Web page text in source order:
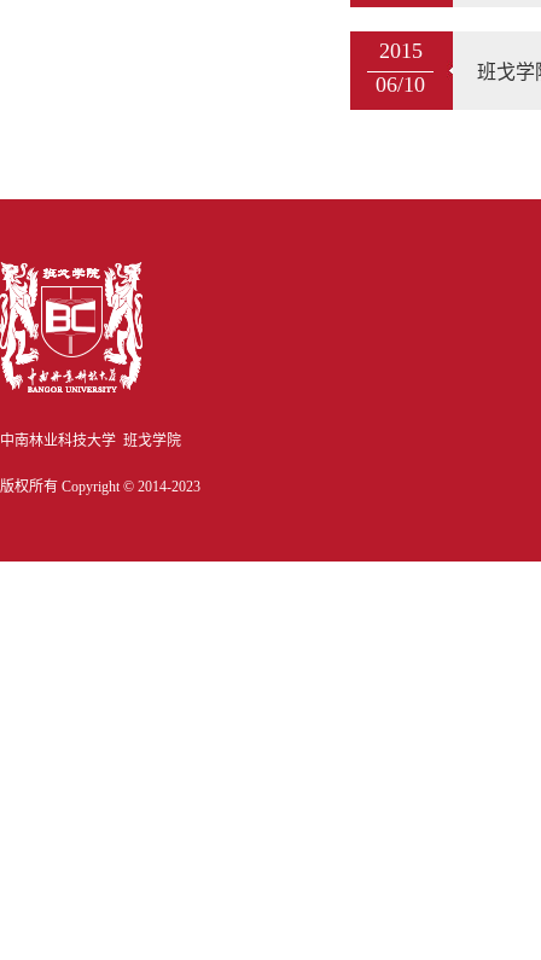
2015
06/10
班戈学
中南林业科技大学 班戈学院
版权所有 Copyright © 2014-2023